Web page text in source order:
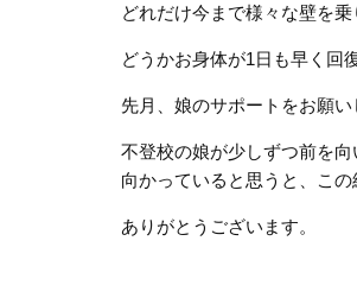
どれだけ今まで様々な壁を
どうかお身体が1日も早く回
先月、娘のサポートをお願
不登校の娘が少しずつ前を
向かっていると思うと、こ
ありがとうございます。